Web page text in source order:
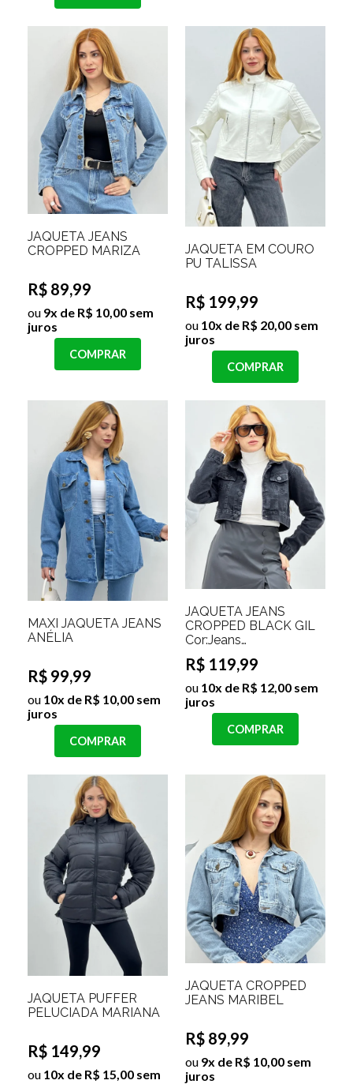
JAQUETA JEANS
CROPPED MARIZA
R$ 89,99
ou 9x de R$ 10,00 sem
juros
COMPRAR
JAQUETA EM COURO
PU TALISSA
R$ 199,99
ou 10x de R$ 20,00 sem
juros
COMPRAR
MAXI JAQUETA JEANS
ANÉLIA
R$ 99,99
ou 10x de R$ 10,00 sem
juros
COMPRAR
JAQUETA JEANS
CROPPED BLACK GIL
Cor:Jeans
Preto;Tamanho:P
R$ 119,99
ou 10x de R$ 12,00 sem
juros
COMPRAR
JAQUETA PUFFER
PELUCIADA MARIANA
R$ 149,99
ou 10x de R$ 15,00 sem
JAQUETA CROPPED
JEANS MARIBEL
R$ 89,99
ou 9x de R$ 10,00 sem
juros